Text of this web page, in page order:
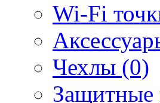
Wi-Fi
Чехлы (0)
Защитные